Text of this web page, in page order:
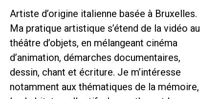
Artiste d’origine italienne basée à Bruxelles.
Ma pratique artistique s’étend de la vidéo au
théâtre d’objets, en mélangeant cinéma
d’animation, démarches documentaires,
dessin, chant et écriture. Je m’intéresse
notamment aux thématiques de la mémoire,